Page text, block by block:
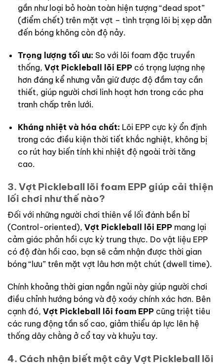
gần như loại bỏ hoàn toàn hiện tượng “dead spot”
(điểm chết) trên mặt vợt – tình trạng lõi bị xẹp dẫn
đến bóng không còn độ nảy.
Trọng lượng tối ưu: So với lõi foam đặc truyền
thống, Vợt Pickleball lõi EPPcó trọng lượng nhẹ
hơn đáng kể nhưng vẫn giữ được độ đầm tay cần
thiết, giúp người chơi linh hoạt hơn trong các pha
tranh chấp trên lưới.
Kháng nhiệt và hóa chất: Lõi EPP cực kỳ ổn định
trong các điều kiện thời tiết khắc nghiệt, không bị
co rút hay biến tính khi nhiệt độ ngoài trời tăng
cao.
3. Vợt Pickleball lõi foam EPP giúp cải thiện
lối chơi như thế nào?
Đối với những người chơi thiên về lối đánh bền bỉ
(Control-oriented), Vợt Pickleball lõi EPP mang lại
cảm giác phản hồi cực kỳ trung thực. Do vật liệu EPP
có độ đàn hồi cao, bạn sẽ cảm nhận được thời gian
bóng “lưu” trên mặt vợt lâu hơn một chút (dwell time).
Chính khoảng thời gian ngắn ngủi này giúp người chơi
điều chỉnh hướng bóng và độ xoáy chính xác hơn. Bên
cạnh đó, Vợt Pickleball lõi foam EPP cũng triệt tiêu
các rung động tần số cao, giảm thiểu áp lực lên hệ
thống dây chằng ở cổ tay và khuỷu tay.
4. Cách nhận biết một câyVợt Pickleball lõi